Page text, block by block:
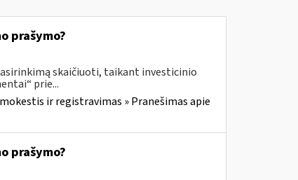
prašymo?
skaičiuoti, taikant investicinio
prie...
ir registravimas » Pranešimas apie
prašymo?